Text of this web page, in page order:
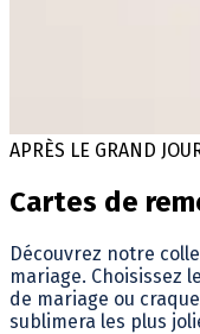
APRÈS LE GRAND
Cartes de
Découvrez notre
mariage. Choisissez
de mariage ou
sublimera les plus